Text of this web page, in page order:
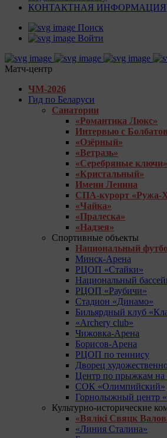
КОНТАКТНАЯ ИНФОРМАЦИЯ
Поиск
Войти
Матч-центр
ЧМ-2026
Гид по Беларуси
Санатории
«Романтика Люкс»
Интервью с
«Озёрный»
«Ветразь»
«Серебряные ключи»
«Кристальный»
Имени Ленина
СПА-курорт «Ружа-
«Чайка»
«Пралеска»
«Надзея»
Спортивные объекты
Национальный
Минск-Арена
РЦОП «Стайки»
Национальный
РЦОП «Раубичи»
Стадион «Динамо»
Бильярдный клуб
«Archery club»
Чижовка-Арена
Борисов-Арена
РЦОП по теннису
Дворец
Центр по прыжкам на
СОК «Олимпийский»
Горнолыжный центр
Культурно-исторические
«Вялікі Свяцк
«Линия Сталина»